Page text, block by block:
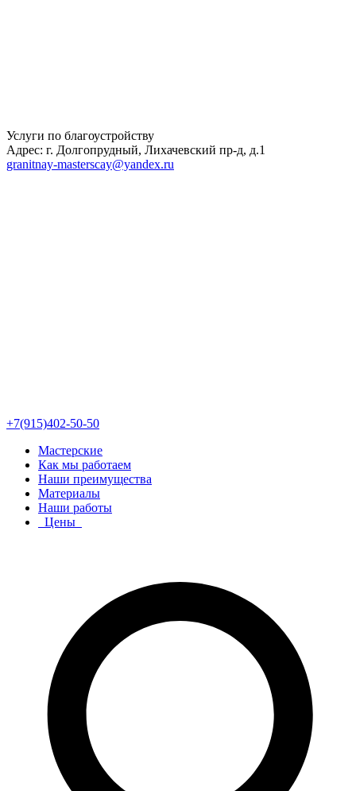
Услуги по благоустройству
Адрес: г. Долгопрудный, Лихачевский пр-д, д.1
granitnay-masterscay@yandex.ru
+7(915)402-50-50
Мастерские
Как мы работаем
Наши преимущества
Материалы
Наши работы
Цены